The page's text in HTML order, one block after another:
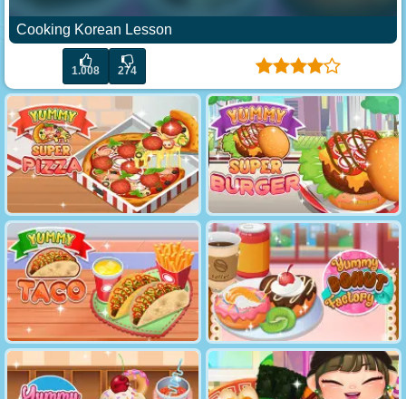
Cooking Korean Lesson
1.008 274